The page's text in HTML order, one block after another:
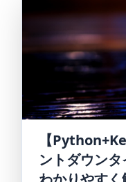
【
ントダウン